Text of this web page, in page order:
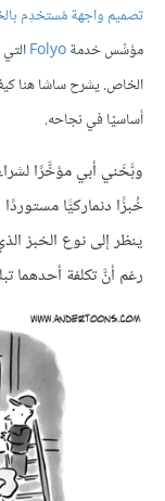
تصميم واجهةمستخدم
مؤسِّس خدمةFolyo
الخاص.يشرح ساشا هنا
أساسيّا في نجاحه.
وبَّخَني أبي مؤخَّرًا
خُبزًا دنماركيًّا
ينظر إلى نوع الخبز
رغم أنَّ تكلفة أحدهما